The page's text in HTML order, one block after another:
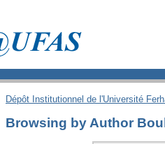
Dépôt Institutionnel de l'Université
Browsing by Author